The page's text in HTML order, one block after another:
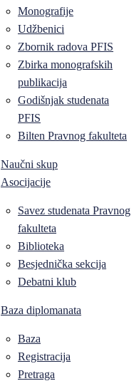
Monografije
Udžbenici
Zbornik radova PFIS
Zbirka monografskih
publikacija
Godišnjak studenata
PFIS
Bilten Pravnog fakulteta
Naučni skup
Asocijacije
Savez studenata Pravnog
fakulteta
Biblioteka
Besjednička sekcija
Debatni klub
Baza diplomanata
Baza
Registracija
Pretraga